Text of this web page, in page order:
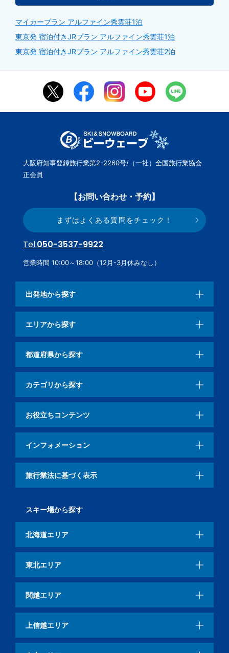
マイカープラン アルファイン秀雲荘1泊
東京発 宿泊付きJRプラン アルファイン秀雲荘1泊
東京発 宿泊付きJRプラン アルファイン秀雲荘2泊
大阪府知事登録旅行業第2-2260号/（一社）全国旅行業協会
正会員
【お問い合わせ・予約】
まずはよくある質問をチェック！
Tel.050-3537-9922
営業時間 10:00～18:00（12月-3月休みなし）
出発地から探す
エリアから探す
都道府県から探す
カテゴリから探す
お役立ちコンテンツ
インフォメーション
旅行業法に基づく表示
スキー場から探す
北海道エリア
東北エリア
関越エリア
上信越エリア